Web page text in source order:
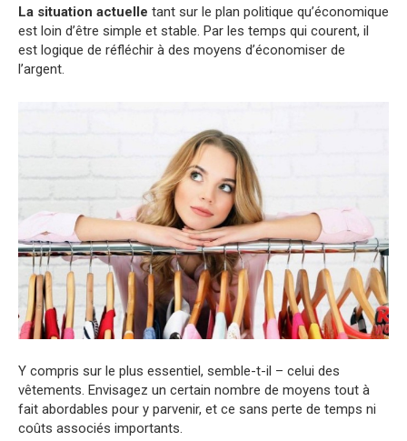
La situation actuelle tant sur le plan politique qu’économique
est loin d’être simple et stable. Par les temps qui courent, il
est logique de réfléchir à des moyens d’économiser de
l’argent.
Y compris sur le plus essentiel, semble-t-il – celui des
vêtements. Envisagez un certain nombre de moyens tout à
fait abordables pour y parvenir, et ce sans perte de temps ni
coûts associés importants.